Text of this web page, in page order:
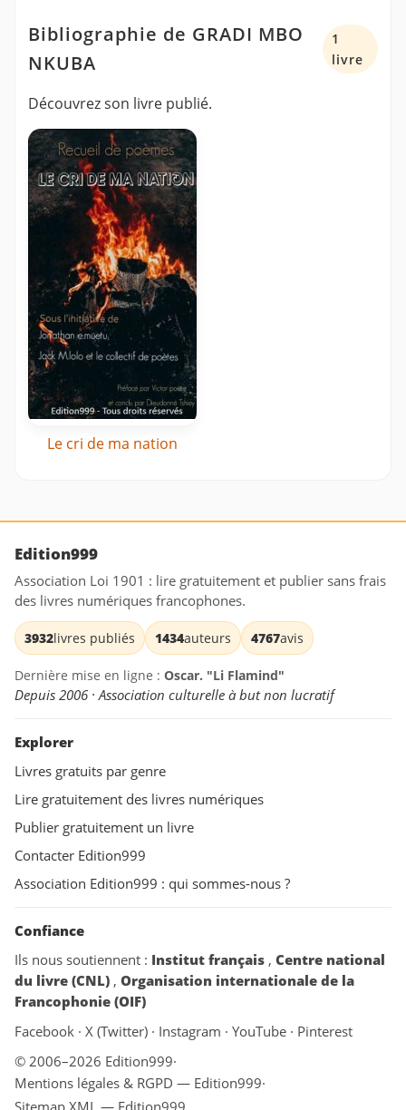
Bibliographie de GRADI MBO
NKUBA
1
livre
Découvrez son livre publié.
Le cri de ma nation
Edition999
Association Loi 1901 : lire gratuitement et publier sans frais
des livres numériques francophones.
3932livres publiés 1434auteurs 4767avis
Dernière mise en ligne : Oscar. "Li Flamind"
Depuis 2006 · Association culturelle à but non lucratif
Explorer
Livres gratuits par genre
Lire gratuitement des livres numériques
Publier gratuitement un livre
Contacter Edition999
Association Edition999 : qui sommes-nous ?
Confiance
Ils nous soutiennent : Institut français , Centre national
du livre (CNL) , Organisation internationale de la
Francophonie (OIF)
Facebook · X (Twitter) · Instagram · YouTube · Pinterest
© 2006–2026 Edition999·
Mentions légales & RGPD — Edition999·